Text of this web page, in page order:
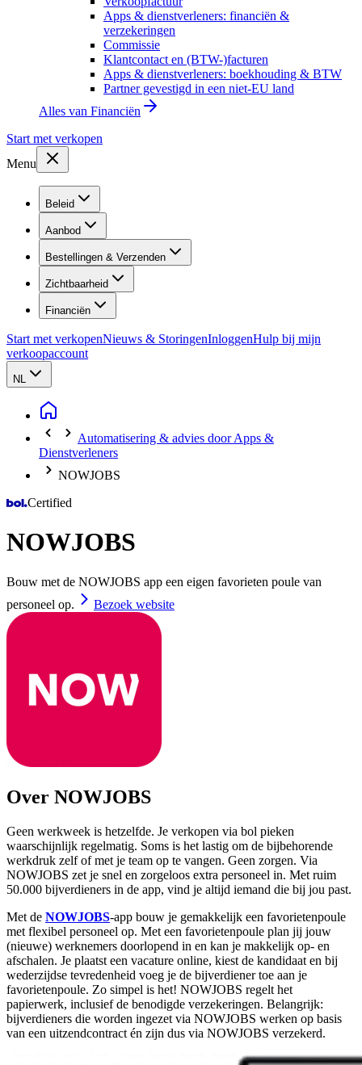
Apps & dienstverleners: financiën &
verzekeringen
Commissie
Klantcontact en (BTW-)facturen
Apps & dienstverleners: boekhouding & BTW
Partner gevestigd in een niet-EU land
Alles van Financiën
Start met verkopen
Menu
Beleid
Aanbod
Bestellingen & Verzenden
Zichtbaarheid
Financiën
Start met verkopenNieuws & StoringenInloggenHulp bij mijn
verkoopaccount
NL
Automatisering & advies door Apps &
Dienstverleners
NOWJOBS
Certified
NOWJOBS
Bouw met de NOWJOBS app een eigen favorieten poule van
personeel op.
Bezoek website
Over NOWJOBS
Geen werkweek is hetzelfde. Je verkopen via bol pieken
waarschijnlijk regelmatig. Soms is het lastig om de bijbehorende
werkdruk zelf of met je team op te vangen. Geen zorgen. Via
NOWJOBS zet je snel en zorgeloos extra personeel in. Met ruim
50.000 bijverdieners in de app, vind je altijd iemand die bij jou past.
Met de NOWJOBS-app bouw je gemakkelijk een favorietenpoule
met flexibel personeel op. Met een favorietenpoule plan jij jouw
(nieuwe) werknemers doorlopend in en kan je makkelijk op- en
afschalen. Je plaatst een vacature online, kiest de kandidaat en bij
wederzijdse tevredenheid voeg je de bijverdiener toe aan je
favorietenpoule. Zo simpel is het! NOWJOBS regelt het
papierwerk, inclusief de benodigde verzekeringen. Belangrijk:
bijverdieners die worden ingezet via NOWJOBS werken op basis
van een uitzendcontract én zijn dus via NOWJOBS verzekerd.